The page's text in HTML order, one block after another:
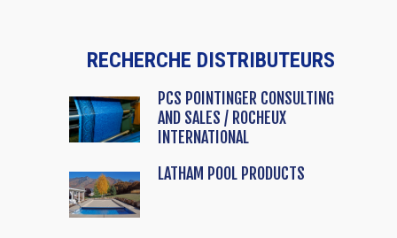
RECHERCHE DISTRIBUTEURS
PCS POINTINGER CONSULTING
AND SALES / ROCHEUX
INTERNATIONAL
LATHAM POOL PRODUCTS